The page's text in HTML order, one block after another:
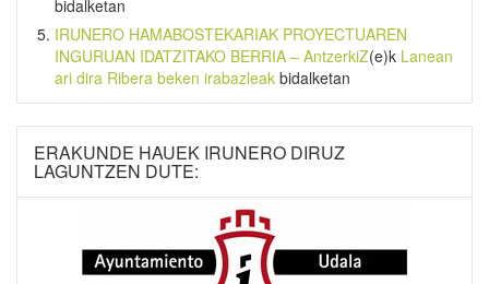
bidalketan
IRUNERO HAMABOSTEKARIAK PROYECTUAREN
INGURUAN IDATZITAKO BERRIA – AntzerkiZ(e)k Lanean
ari dira Ribera beken irabazleak bidalketan
ERAKUNDE HAUEK IRUNERO DIRUZ
LAGUNTZEN DUTE: